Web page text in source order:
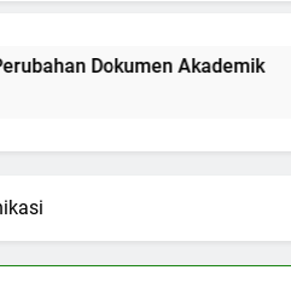
Akademik